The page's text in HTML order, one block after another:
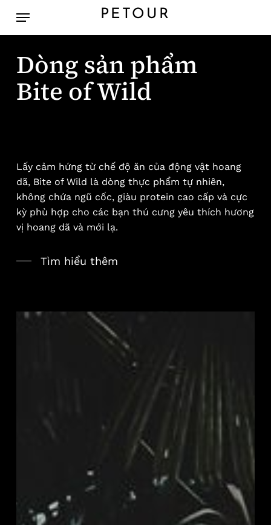
main
PETOUR
Menu
Dòng sản phẩm
Bite of Wild
Lấy cảm hứng từ chế độ ăn của động vật hoang
dã, Bite of Wild là dòng thực phẩm tự nhiên,
không chứa ngũ cốc, giàu protein cao cấp và cực
kỳ phù hợp cho các bạn thú cưng yêu thích hương
vị hoang dã và mới lạ.
Tìm hiểu thêm